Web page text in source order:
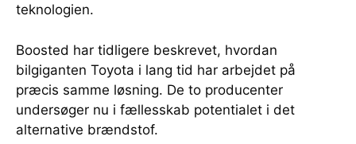
teknologien.
Boosted har tidligere beskrevet, hvordan
bilgiganten Toyota i lang tid har arbejdet på
præcis samme løsning. De to producenter
undersøger nu i fællesskab potentialet i det
alternative brændstof.